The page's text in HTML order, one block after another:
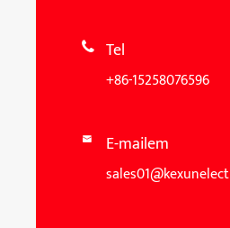
 Tel
+86-15258076596
 E-mailem